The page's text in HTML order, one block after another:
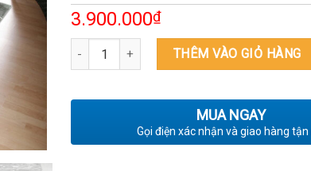
3.900.000₫
THẢM LÔNG NGẮN HỌA TIẾT TNK B0065 số
THÊM VÀO GIỎ HÀNG
MUA NGAY
Gọi điện xác nhận và giao hàng tận